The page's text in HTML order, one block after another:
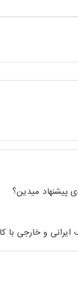
پیشنهاد میدین؟
ایرانی و خارجی